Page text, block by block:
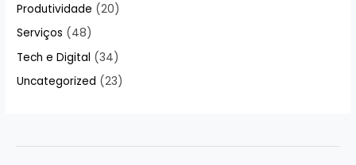
Produtividade (20)
Serviços (48)
Tech e Digital (34)
Uncategorized (23)